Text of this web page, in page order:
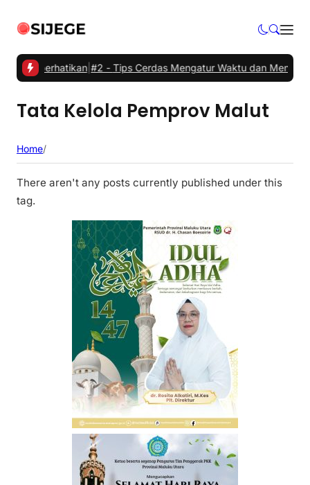
Diperhatikan|#2 -Tips Cerdas Mengatur Waktu dan
Tata Kelola Pemprov Malut
Home/
There aren't any posts currently published under this
tag.